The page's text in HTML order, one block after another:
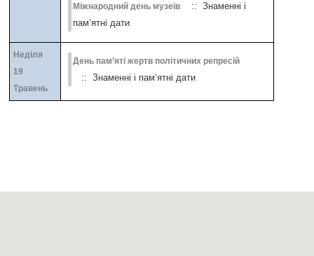
Міжнародний день музеїв
:: Знаменні і
пам’ятні дати
Неділя
19
Травень
День пам’яті жертв політичних репресій
:: Знаменні і пам’ятні дати